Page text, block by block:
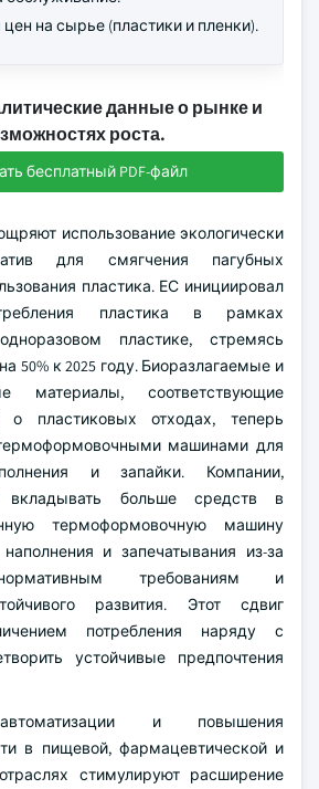
цен на сырье (пластики и пленки).
данные о рынке и
роста.
бесплатный PDF-файл
использование экологически
для смягчения пагубных
пластика. ЕС инициировал
пластика в рамках
пластике, стремясь
50% к 2025 году. Биоразлагаемые и
материалы, соответствующие
о пластиковых отходах, теперь
машинами для
и запайки. Компании,
вкладывать больше средств в
термоформовочную машину
и запечатывания из-за
требованиям и
развития. Этот сдвиг
потребления наряду с
устойчивые предпочтения
и повышения
в пищевой, фармацевтической и
стимулируют расширение